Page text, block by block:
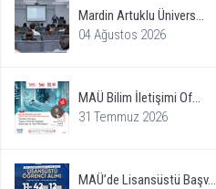
Mardin Artuklu Ünivers...
04 Ağustos 2026
MAÜ Bilim İletişimi Of...
31 Temmuz 2026
MAÜ’de Lisansüstü Başv...